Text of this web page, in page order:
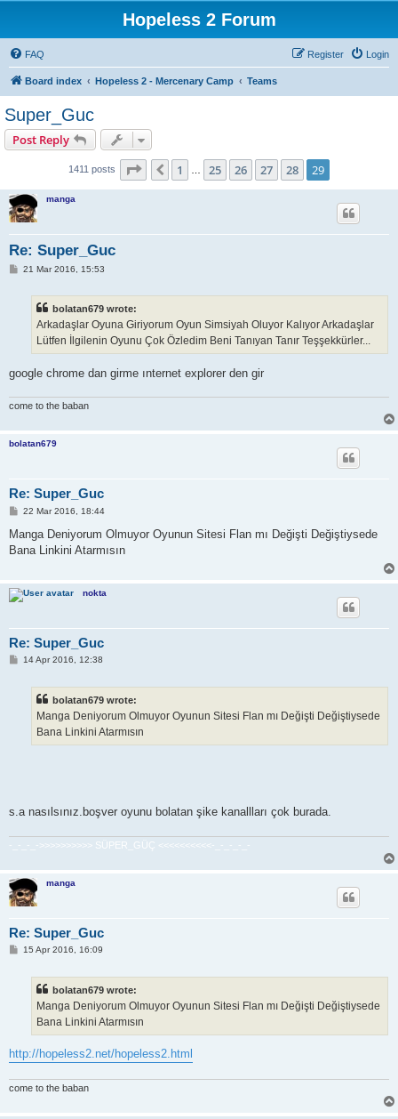
Hopeless 2 Forum
FAQ Login
Register
Board index Hopeless 2 - Mercenary Camp Teams
Super_Guc
Post Reply
1411 posts Page 29 of 29
Previous
1 25 26 27 28 29
manga
Re: Super_Guc
P21 Mar 2016, 15:53
bolatan679 wrote:
Arkadaşlar Oyuna Giriyorum Oyun Simsiyah Oluyor Kalıyor Arkadaşlar
Lütfen İlgilenin Oyunu Çok Özledim Beni Tanıyan Tanır Teşşekkürler...
google chrome dan girme ınternet explorer den gir
come to the baban
bolatan679
Re: Super_Guc
P
s
22 Mar 2016, 18:44
Manga Deniyorum Olmuyor Oyunun Sitesi Flan mı Değişti Değiştiysede
Bana Linkini Atarmısın
nokta
Re: Super_Guc
P14 Apr 2016, 12:38
bolatan679 wrote:
Manga Deniyorum Olmuyor Oyunun Sitesi Flan mı Değişti Değiştiysede
Bana Linkini Atarmısın
s.a nasılsınız.boşver oyunu bolatan şike kanallları çok burada.
-_-_-_->>>>>>>>>> SÜPER_GÜÇ <<<<<<<<<<-_-_-_-_-
manga
Re: Super_Guc
P15 Apr 2016, 16:09
bolatan679 wrote:
Manga Deniyorum Olmuyor Oyunun Sitesi Flan mı Değişti Değiştiysede
Bana Linkini Atarmısın
http://hopeless2.net/hopeless2.html
come to the baban